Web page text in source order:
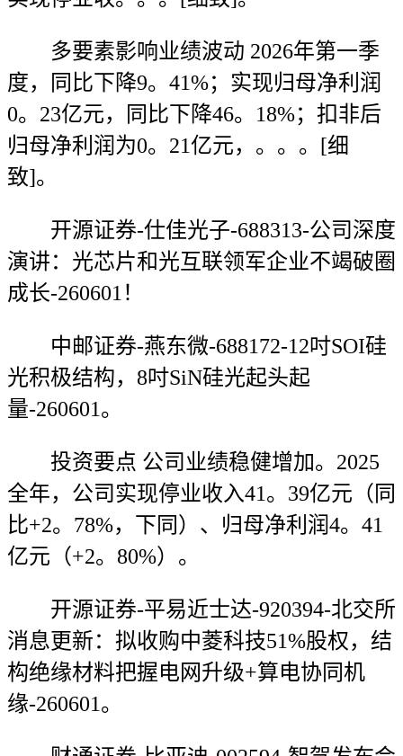
多要素影响业绩波动 2026年第一季
度，同比下降9。41%；实现归母净利润
0。23亿元，同比下降46。18%；扣非后
归母净利润为0。21亿元，。。。[细
致]。
开源证券-仕佳光子-688313-公司深度
演讲：光芯片和光互联领军企业不竭破圈
成长-260601！
中邮证券-燕东微-688172-12吋SOI硅
光积极结构，8吋SiN硅光起头起
量-260601。
投资要点 公司业绩稳健增加。2025
全年，公司实现停业收入41。39亿元（同
比+2。78%，下同）、归母净利润4。41
亿元（+2。80%）。
开源证券-平易近士达-920394-北交所
消息更新：拟收购中菱科技51%股权，结
构绝缘材料把握电网升级+算电协同机
缘-260601。